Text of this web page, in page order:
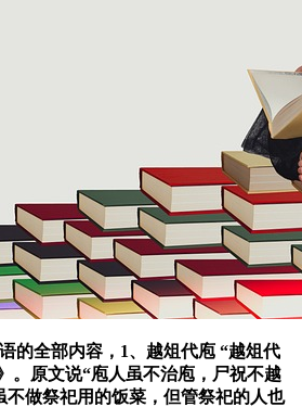
的全部内容，1、越俎代庖 “越俎代
。原文说“庖人虽不治庖，尸祝不越
不做祭祀用的饭菜，但管祭祀的人也